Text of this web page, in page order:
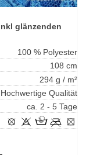
glänzenden
100 % Polyester
108 cm
294 g / m²
Hochwertige Qualität
ca. 2 - 5 Tage